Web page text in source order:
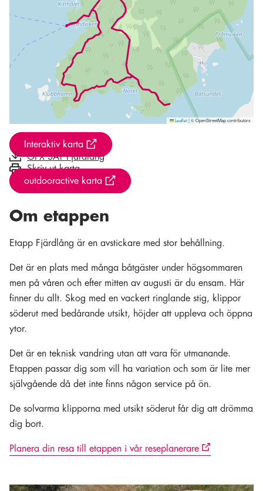
Leaflet |© OpenStreetMap contributors
Interaktiv karta
GPX SAT Fjärdlång
Skriv ut karta
outdooractive karta
Om etappen
Etapp Fjärdlång är en avstickare med stor behållning.
Det är en plats med många båtgäster under högsommaren
men på våren och efter mitten av augusti är du ensam. Här
finner du allt. Skog med en vackert ringlande stig, klippor
söderut med bedårande utsikt, höjder att uppleva och öppna
ytor.
Det är en teknisk vandring utan att vara för utmanande.
Etappen passar dig som vill ha variation och som är lite mer
självgående då det inte finns någon service på ön.
De solvarma klipporna med utsikt söderut får dig att drömma
dig bort.
Planera din resa till etappen i vår reseplanerare